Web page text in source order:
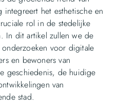
integreert het esthetische en
rol in de stedelijke
In dit artikel zullen we de
voor digitale
en bewoners van
geschiedenis, de huidige
van
stad.